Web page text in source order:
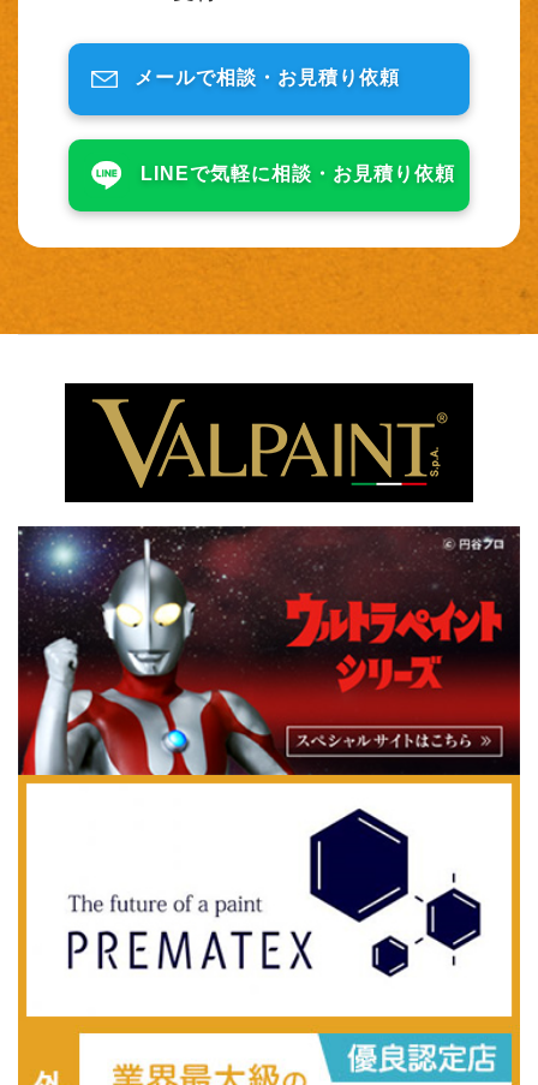
メールで相談・ お見積り依頼
LINEで気軽に相談・ お見積り依頼